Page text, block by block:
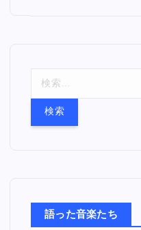
語った音楽たち